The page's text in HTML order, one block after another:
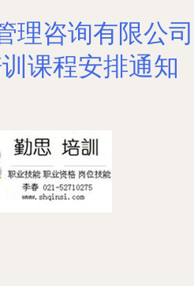
理咨询有限公司
课程安排通知